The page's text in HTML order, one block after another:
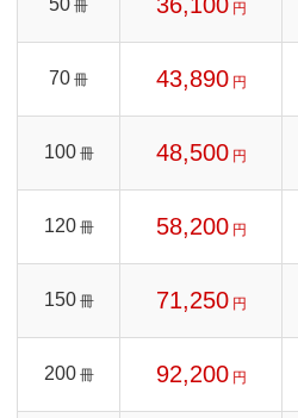
50 冊 円
70 冊 43,890 円
100 冊 48,500 円
120 冊 58,200 円
150 冊 71,250 円
200 冊 92,200 円